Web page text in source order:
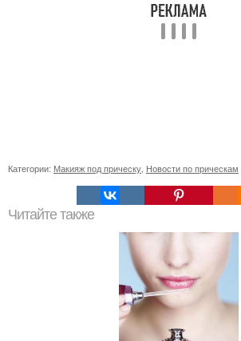
Категории: Макияж под прическу, Новости по прическам
Читайте также